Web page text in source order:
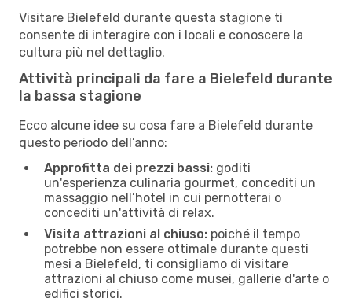
Visitare Bielefeld durante questa stagione ti
consente di interagire con i locali e conoscere la
cultura più nel dettaglio.
Attività principali da fare a Bielefeld durante
la bassa stagione
Ecco alcune idee su cosa fare a Bielefeld durante
questo periodo dell’anno:
Approfitta dei prezzi bassi: goditi
un'esperienza culinaria gourmet, concediti un
massaggio nell’hotel in cui pernotterai o
concediti un'attività di relax.
Visita attrazioni al chiuso: poiché il tempo
potrebbe non essere ottimale durante questi
mesi a Bielefeld, ti consigliamo di visitare
attrazioni al chiuso come musei, gallerie d'arte o
edifici storici.